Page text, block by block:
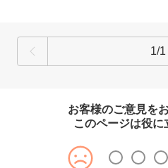
1/1
お客様のご意見を
このページは役に